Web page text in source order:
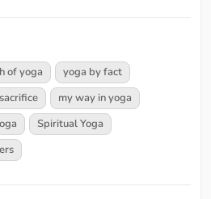
of yoga
yoga by fact
my way in yoga
Spiritual Yoga